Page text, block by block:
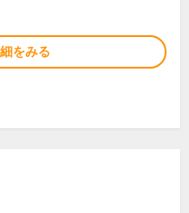
をみる